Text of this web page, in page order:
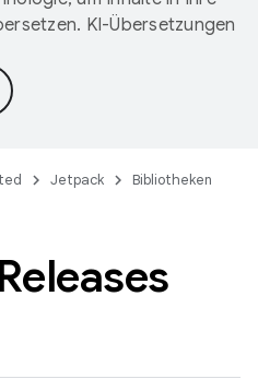
KI-Übersetzungen
Jetpack Bibliotheken